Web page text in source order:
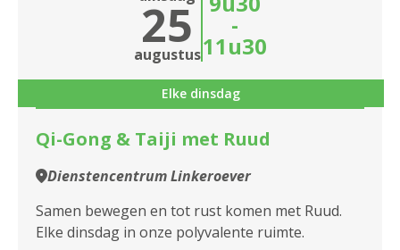
25
augustus
-
11u30
Elke dinsdag
Qi-Gong & Taiji met Ruud
Dienstencentrum Linkeroever
Samen bewegen en tot rust komen met Ruud.
Elke dinsdag in onze polyvalente ruimte.